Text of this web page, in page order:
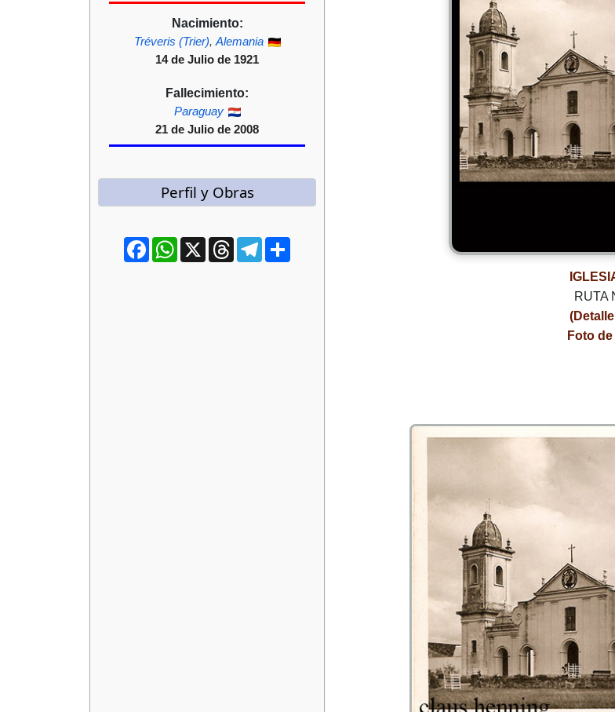
Nacimiento:
Tréveris (Trier), Alemania
14 de Julio de 1921
Fallecimiento:
Paraguay
21 de Julio de 2008
Perfil y Obras
FacebookWhatsApp
X ThreadsTelegram
RUTA
Foto